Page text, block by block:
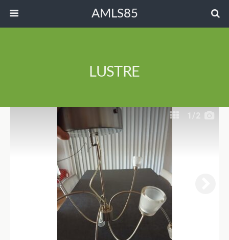
AMLS85
LUSTRE
1 /2